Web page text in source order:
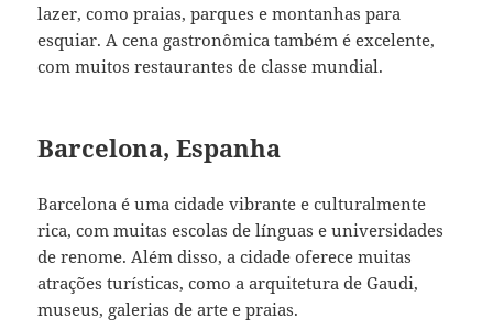
lazer, como praias, parques e montanhas para
esquiar. A cena gastronômica também é excelente,
com muitos restaurantes de classe mundial.
Barcelona, Espanha
Barcelona é uma cidade vibrante e culturalmente
rica, com muitas escolas de línguas e universidades
de renome. Além disso, a cidade oferece muitas
atrações turísticas, como a arquitetura de Gaudi,
museus, galerias de arte e praias.